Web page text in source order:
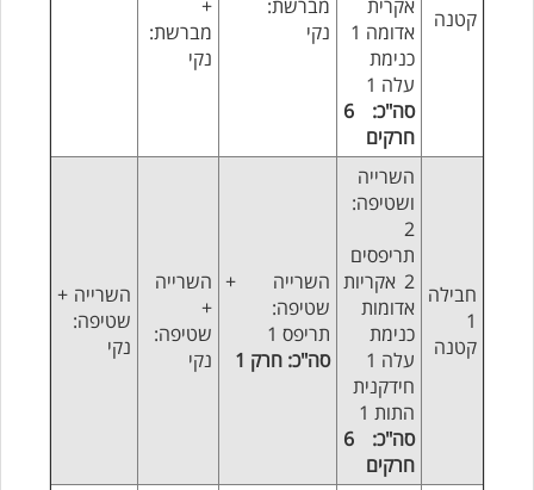
קטנה
אקרית
אדומה 1
כנימת
עלה 1
סה"כ: 6
חרקים
מברשת:
נקי
+
מברשת:
נקי
חבילה
1
קטנה
השרייה
ושטיפה:
2
תריפסים
2 אקריות
אדומות
כנימת
עלה 1
חידקנית
התות 1
סה"כ: 6
חרקים
השרייה +
שטיפה:
תריפס 1
סה"כ: חרק 1
השרייה
+
שטיפה:
נקי
השרייה +
שטיפה:
נקי